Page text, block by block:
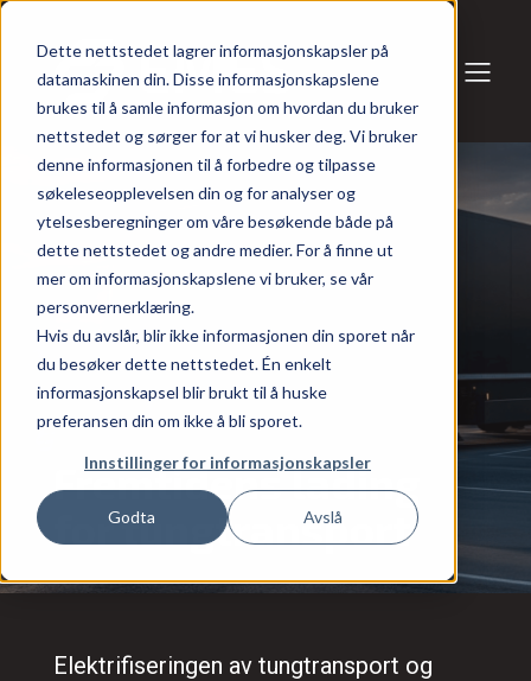
Dette nettstedet lagrer informasjonskapsler på
datamaskinen din. Disse informasjonskapslene
brukes til å samle informasjon om hvordan du bruker
nettstedet og sørger for at vi husker deg. Vi bruker
denne informasjonen til å forbedre og tilpasse
søkeleseopplevelsen din og for analyser og
ytelsesberegninger om våre besøkende både på
dette nettstedet og andre medier. For å finne ut
mer om informasjonskapslene vi bruker, se vår
personvernerklæring.
Hvis du avslår, blir ikke informasjonen din sporet når
du besøker dette nettstedet. Én enkelt
informasjonskapsel blir brukt til å huske
preferansen din om ikke å bli sporet.
Innstillinger for informasjonskapsler
Godta Avslå
Fremtidens lading
for tungtransport
Elektrifiseringen av tungtransport og